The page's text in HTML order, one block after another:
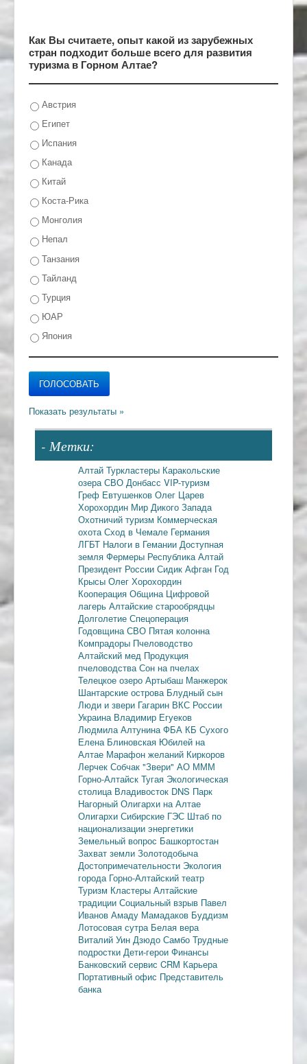
Как Вы считаете, опыт какой из зарубежных
стран подходит больше всего для развития
туризма в Горном Алтае?
Австрия
Египет
Испания
Канада
Китай
Коста-Рика
Монголия
Непал
Танзания
Тайланд
Турция
ЮАР
Япония
- Метки:
Алтай Туркластеры Каракольские
озераСВО Донбасс VIP-туризм
Греф Евтушенков Олег Царев
Хорохордин Мир Дикого Запада
Охотничий туризм Коммерческая
охотаСход в Чемале Германия
ЛГБТ Налоги в Гемании Доступная
земля Фермеры Республика Алтай
Президент России Сидик Афган Год
Крысы Олег Хорохордин
Кооперация Община Цифровой
лагерь Алтайские старообрядцы
Долголетие Спецоперация
Годовщина СВО Пятая колонна
Компрадоры Пчеловодство
Алтайский мед Продукция
пчеловодстваСон на пчелах
Телецкое озеро Артыбаш Манжерок
Шантарские острова Блудный сын
Люди и звери Гагарин ВКС России
Украина Владимир Егуеков
Людмила АлтунинаФБА КБ Сухого
Елена Блиновская Юбилей на
Алтае Марафон желаний Киркоров
Лерчек Собчак "Звери" АО МММ
Горно-Алтайск Тугая Экологическая
столица Владивосток DNS Парк
Нагорный Олигархи на Алтае
Олигархи Сибирские ГЭС Штаб по
национализации энергетики
Земельный вопрос Башкортостан
Захват земли Золотодобыча
Достопримечательности Экология
города Горно-Алтайский театр
Туризм Кластеры Алтайские
традиции Социальный взрыв Павел
Иванов Амаду Мамадаков Буддизм
Лотосовая сутра Белая вера
Виталий Уин Дзюдо Самбо Трудные
подростки Дети-герои Финансы
Банковский сервис CRM Карьера
Портативный офис Представитель
банка